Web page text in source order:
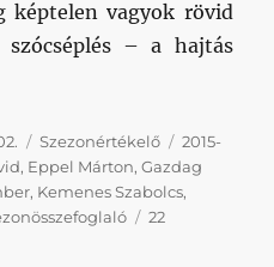
vagyok rövid
– a hajtás
Kategória
Szezonértékelő Címke
2015-
, Eppel Márton,Gazdag
, Kemenes Szabolcs,
22